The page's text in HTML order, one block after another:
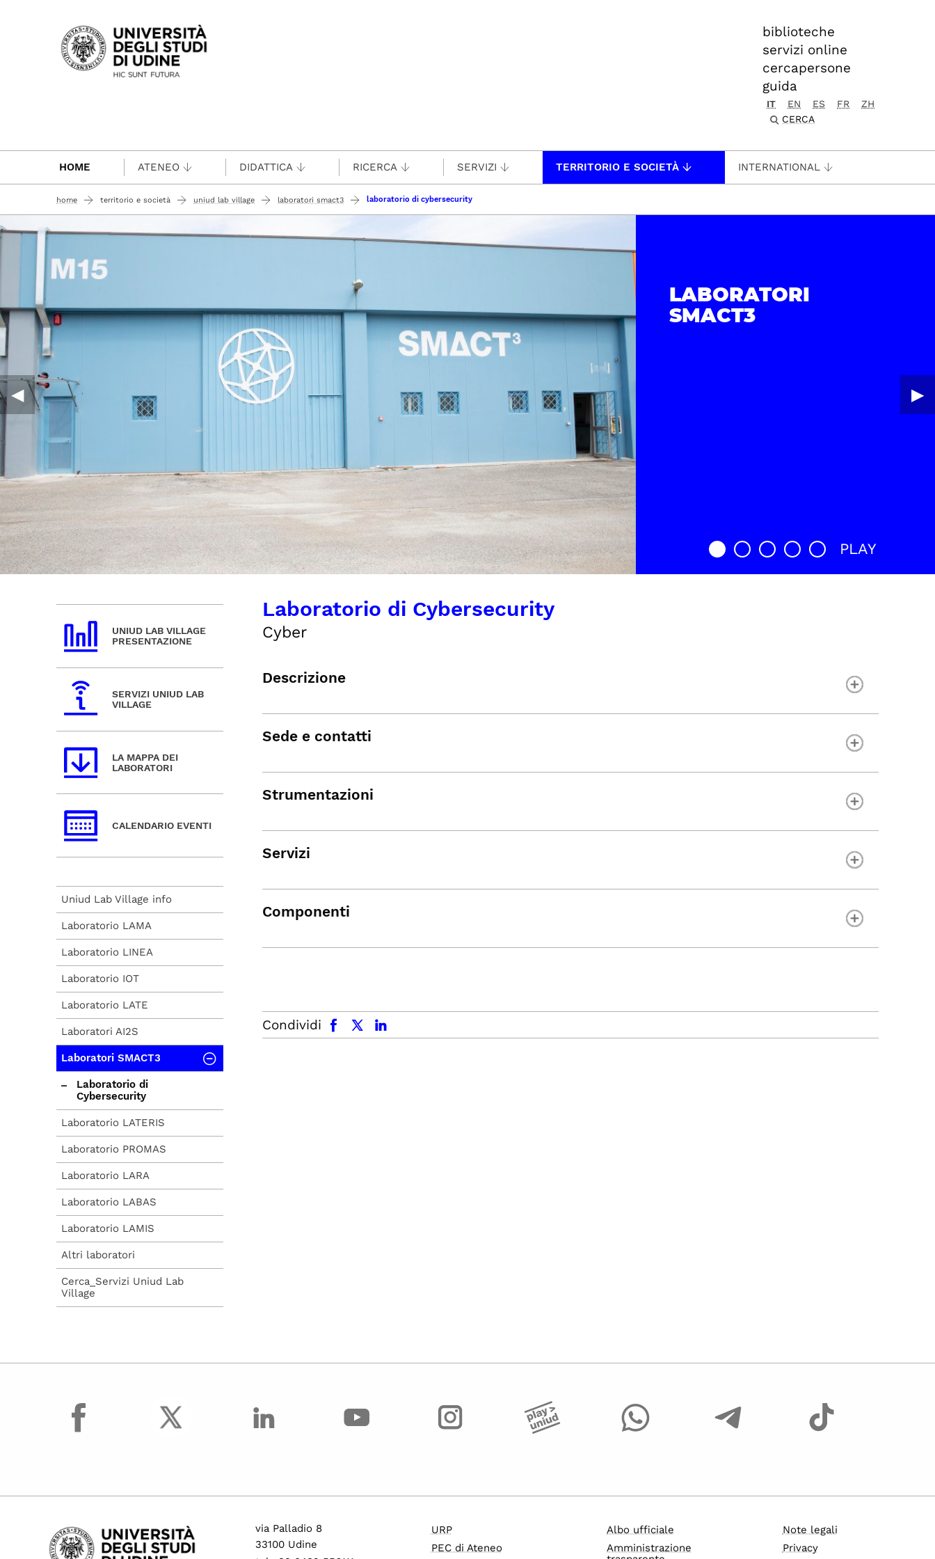
Passa al contenuto principale
biblioteche
servizi online
cercapersone
guida
IT EN ES FR
ZH
CERCA
HOME ATENEO DIDATTICA RICERCA SERVIZI TERRITORIO E SOCIETÀ INTERNATIONAL
home territorio e società uniud lab village laboratori smact3 laboratorio di cybersecurity
LABORATORI
SMACT3
◀︎ ▶︎
PLAY
Laboratorio di Cybersecurity
Cyber
Descrizione
Sede e contatti
Strumentazioni
Servizi
Componenti
Condividi
facebook x.com linkedin
UNIUD LAB VILLAGE
PRESENTAZIONE
SERVIZI UNIUD LAB
VILLAGE
LA MAPPA DEI
LABORATORI
CALENDARIO EVENTI
Uniud Lab Village info
Laboratorio LAMA
Laboratorio LINEA
Laboratorio IOT
Laboratorio LATE
Laboratori AI2S
Laboratori SMACT3
Laboratorio di
Cybersecurity
Laboratorio LATERIS
Laboratorio PROMAS
Laboratorio LARA
Laboratorio LABAS
Laboratorio LAMIS
Altri laboratori
Cerca_Servizi Uniud Lab
Village
facebook
via Palladio 8
33100 Udine
URP
PEC di Ateneo
Albo ufficiale
Amministrazione
Note legali
Privacy